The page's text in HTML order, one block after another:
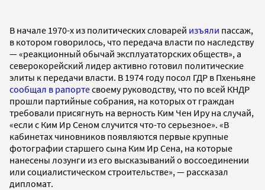
В начале 1970-х из политических словарей изъяли пассаж,
в котором говорилось, что передача власти по наследству
— «реакционный обычай эксплуататорских обществ», а
северокорейский лидер активно готовил политические
элиты к передачи власти. В 1974 году посол ГДР в Пхеньяне
сообщал в рапортесвоему руководству, что по всей КНДР
прошли партийные собрания, на которых от граждан
требовали присягнуть на верность Ким Чен Иру на случай,
«если с Ким Ир Сеном случится что-то серьезное». «В
кабинетах чиновников появляются первые крупные
фотографии старшего сына Ким Ир Сена, на которые
нанесены лозунги из его высказываний о воссоединении
или социалистическом строительстве», — рассказал
дипломат.